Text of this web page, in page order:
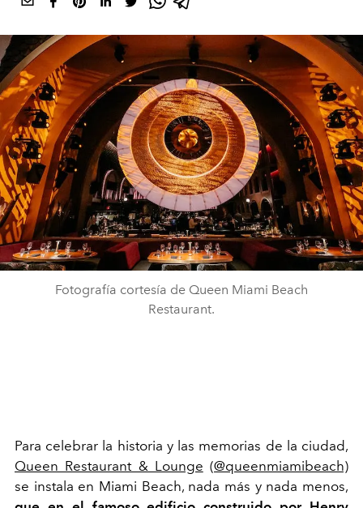
Fotografía cortesía de Queen Miami Beach
Restaurant.
Para celebrar la historia y las memorias de la ciudad,
Queen Restaurant & Lounge (@queenmiamibeach)
se instala en Miami Beach, nada más y nada menos,